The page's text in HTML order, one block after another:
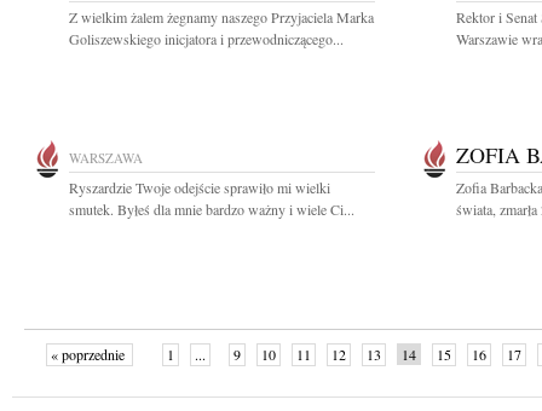
Z wielkim żalem żegnamy naszego Przyjaciela Marka
Goliszewskiego inicjatora i przewodniczącego...
Rektor i
Warszawie
WARSZAWA
Ryszardzie Twoje odejście sprawiło mi wielki
smutek. Byłeś dla mnie bardzo ważny i wiele Ci...
ZOFIA
Zofia
świata,
« poprzednie 1 ... 9 10 11 12 13 14 15 16 17